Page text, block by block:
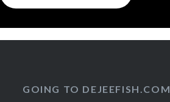
GOING TO DEJEEFISH.COM